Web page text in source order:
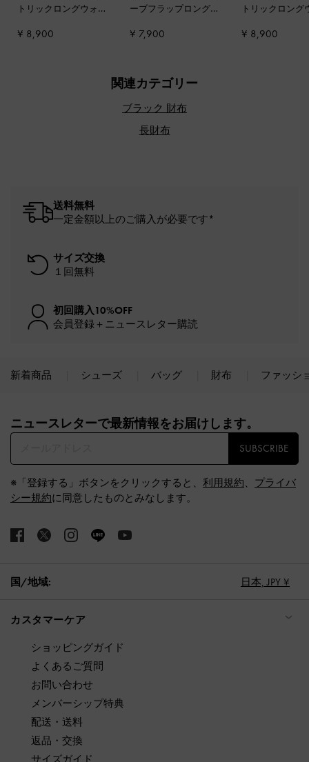
トリックロングウォレ
¥ 8,900
ーブフラップロングウ
¥ 7,900
トリックロング
¥ 8,900
関連カテゴリー
ブラック 財布
長財布
送料無料
一定金額以上のご購入が必要です*
サイズ交換
１回無料
初回購入10%OFF
会員登録＋ニュースレター購読
新着商品 シューズ バッグ 財布 ファッシ
ニュースレターで最新情報をお届けします。​
SUBSCRIBE
※「登録する」ボタンをクリックすると、 利用規約、 プライバ
シー規約に同意したものとみなします。
国/地域: 日本, JPY ¥
カスタマーケア
ショッピングガイド
よくあるご質問
お問い合わせ
メンバーシップ特典
配送・送料
返品・交換